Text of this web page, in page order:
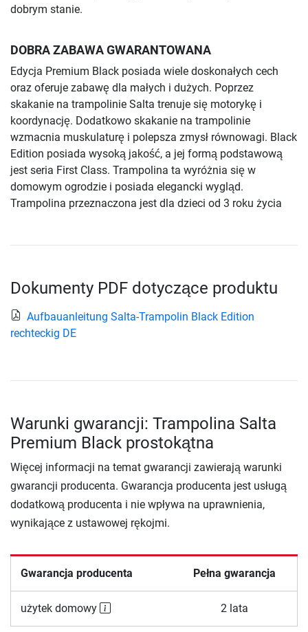
dobrym stanie.
DOBRA ZABAWA GWARANTOWANA
Edycja Premium Black posiada wiele doskonałych cech
oraz oferuje zabawę dla małych i dużych. Poprzez
skakanie na trampolinie Salta trenuje się motorykę i
koordynację. Dodatkowo skakanie na trampolinie
wzmacnia muskulaturę i polepsza zmysł równowagi. Black
Edition posiada wysoką jakość, a jej formą podstawową
jest seria First Class. Trampolina ta wyróżnia się w
domowym ogrodzie i posiada elegancki wygląd.
Trampolina przeznaczona jest dla dzieci od 3 roku życia
Dokumenty PDF dotyczące produktu
Aufbauanleitung Salta-Trampolin Black Edition
rechteckig DE
Warunki gwarancji: Trampolina Salta
Premium Black prostokątna
Więcej informacji na temat gwarancji zawierają warunki
gwarancji producenta. Gwarancja producenta jest usługą
dodatkową producenta i nie wpływa na uprawnienia,
wynikające z ustawowej rękojmi.
Gwarancja producenta Pełna gwarancja
użytek domowy 2 lata